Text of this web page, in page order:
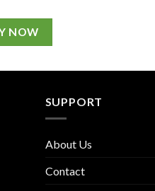
NOW
SUPPORT
About Us
Contact